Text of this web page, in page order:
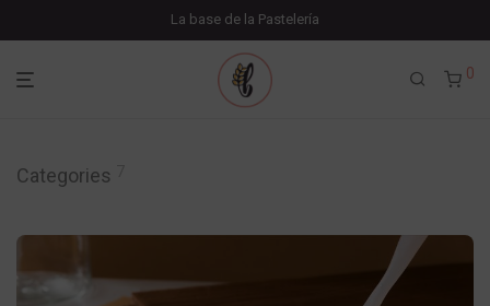
La base de la Pastelería
0
Categories